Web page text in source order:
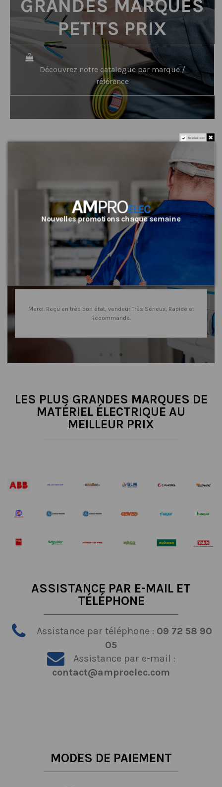
GRANDES MARQUES
PETITS PRIX
Découvrez notre catalogue par marque /
référence
NOS CLIENTS TÉMOIGNENT
Consultez nos 8400 avis
sur les marketplaces
Très Sérieux, Rapide et
Parfait : articles conformes à la
rapide. Merci !
LES PLUS GRANDES MARQUES DE
MATÉRIEL ÉLECTRIQUE AU
MEILLEUR PRIX
ASSISTANCE PAR E-MAIL ET
TÉLÉPHONE
Assistance par téléphone : 09 72 58 90
05
Assistance par e-mail :
contact@amproelec.com
MODES DE PAIEMENT
Ne plus voir
Nouvelles promotions chaque semaine